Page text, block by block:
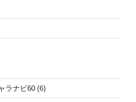
ラナビ60 (6)